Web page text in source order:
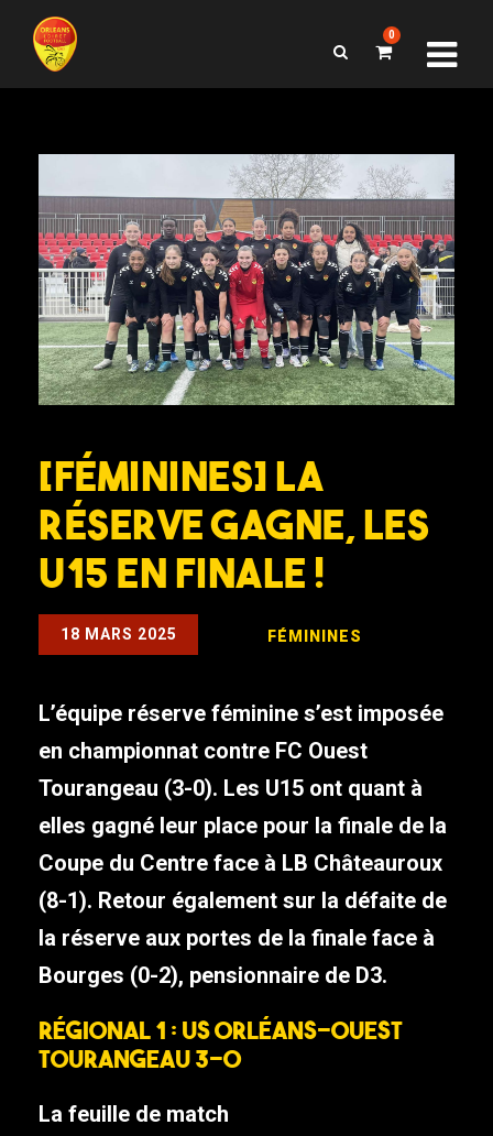
0
[FÉMININES] La
réserve gagne, les
U15 en finale !
18 MARS 2025 FÉMININES
L’équipe réserve féminine s’est imposée
en championnat contre FC Ouest
Tourangeau (3-0). Les U15 ont quant à
elles gagné leur place pour la finale de la
Coupe du Centre face à LB Châteauroux
(8-1). Retour également sur la défaite de
la réserve aux portes de la finale face à
Bourges (0-2), pensionnaire de D3.
Régional 1 : US Orléans-Ouest
Tourangeau 3-0
La feuille de match